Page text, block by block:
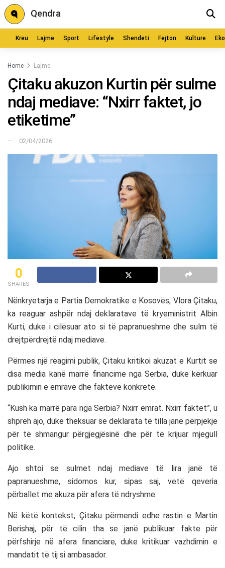
Qendra
Kreu Lajme Sport Lifestyle Shendeti Fejton Kulture
Home Lajme
Çitaku akuzon Kurtin për sulme
ndaj mediave: “Nxirr faktet, jo
etiketime”
02/04/2026
0
SHARES
Nënkryetarja e Partia Demokratike e Kosovës, Vlora Çitaku,
ka reaguar ashpër ndaj deklaratave të kryeministrit Albin
Kurti, duke i cilësuar ato si të papranueshme dhe sulm të
drejtpërdrejtë ndaj mediave.
Përmes një reagimi publik, Çitaku kritikoi akuzat e Kurtit se
disa media kanë marrë financime nga Serbia, duke kërkuar
publikimin e emrave dhe fakteve konkrete.
“Kush ka marrë para nga Serbia? Nxirr emrat. Nxirr faktet”, u
shpreh ajo, duke theksuar se deklarata të tilla janë përpjekje
për të shmangur përgjegjësinë dhe për të krijuar mjegull
politike.
Ajo shtoi se sulmet ndaj mediave të lira janë të
papranueshme, sidomos kur, sipas saj, vetë qeveria
përballet me akuza për afera të ndryshme.
Në këtë kontekst, Çitaku përmendi edhe rastin e Martin
Berishaj, për të cilin tha se janë publikuar fakte për
përfshirje në afera financiare, duke kritikuar vazhdimin e
mandatit të tij si ambasador.